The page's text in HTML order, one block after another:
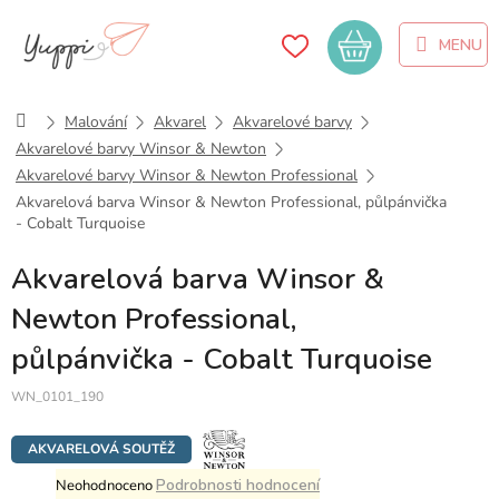
obsah
Nákupní
košík
DomůMalování Akvarel
Akvarelové barvy
Akvarelové barvy Winsor & Newton
Akvarelové barvy Winsor & Newton Professional
Akvarelová barva Winsor & Newton Professional, půlpánvička
- Cobalt Turquoise
Akvarelová barva Winsor &
Newton Professional,
půlpánvička - Cobalt Turquoise
WN_0101_190
AKVARELOVÁ SOUTĚŽ
Průměrné
NeohodnocenoPodrobnosti hodnocení